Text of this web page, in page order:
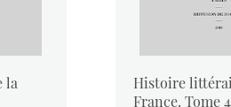
la
Histoire
France. Tome